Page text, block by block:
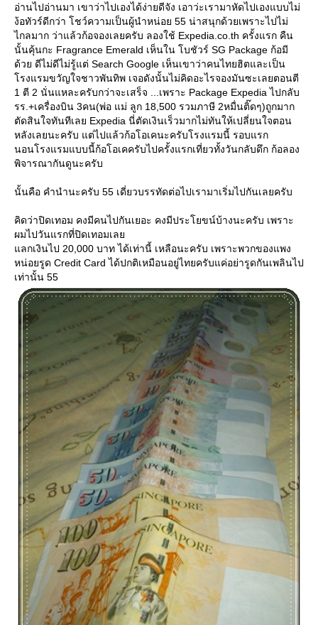
อ่านไปอ่านมา เขาว่าไปเองได้ง่ายดีจัง เอาว่ะเรามาหัดไปเองแบบไม่
ง้อทัวร์ดีกว่า โชว์ความเป็นผู้นำหน่อย 55 น่าสนุกด้วยเพราะไปไม่
ไกลมาก ว่าแล้วก้อจองเลยครับ ลองใช้ Expedia.co.th ครั้งแรก คืน
นั้นคุ้นกะ Fragrance Emerald เห็นใน โบชัวร์ SG Package ก้อมี
ด้วย ดีไม่ดีไม่รู้แต่ Search Google เห็นเขาว่าคนไทยฮิตและเป็น
รงแรมขวัญใจชาวพันทิพ เจอดังนั้นไม่คิดอะไรจองมันซะเลยตอนตี
1 ตี 2 นั่นแหละครับกว่าจะเสร็จ ...เพราะ Package Expedia ไปกลับ
รร.+เครื่องบิน 3คน(พ่อ แม่ ลูก 18,500 รวมภาษี 2หมื่นติ๊ดๆ)ถูกมาก
ตัดสินใจทันทีเลย Expedia นี่ตัดเงินเร็วมากไม่ทันให้เปลี่ยนใจตอน
หลังเลยนะครับ แต่ไปแล้วก้อโอเคนะครับโรงแรมนี้ รอบแรก
นอนโรงแรมแบบนี้ก้อโอเคครับไปครั้งแรกเที่ยวทั้งวันกลับดึก ก้อลอง
พิจารณากันดูนะครับ
นั้นคือ คำนำนะครับ 55 เดี่ยวบรรทัดต่อไปเรามาเริ่มไปกันเลยครับ
คิดว่าปิดเทอม คงมีคนไปกันเยอะ คงมีประโยขน์บ้างนะครับ เพราะ
ผมไปวันแรกที่ปิดเทอมเล
ลกเงินไป 20,000 บาท ได้เท่านี้ เหลือนะครับ เพราะพวกของแพง
หน่อยรูด Credit Card ได้ปกติเหมือนอยู่ไทยครับแค่อย่ารูดกันเพลินไป
เท่านั้น 55